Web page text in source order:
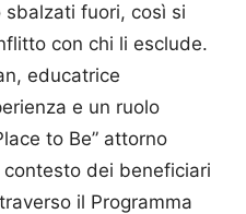
sbalzati fuori, così si
con chi li esclude.
educatrice
e un ruolo
to Be” attorno
contesto dei beneficiari
il Programma